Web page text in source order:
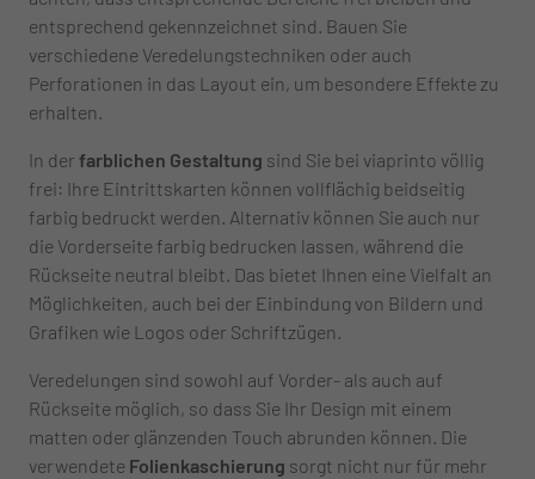
entsprechend gekennzeichnet sind. Bauen Sie
verschiedene Veredelungstechniken oder auch
Perforationen in das Layout ein, um besondere Effekte zu
erhalten.
In der farblichen Gestaltung sind Sie bei viaprinto völlig
frei: Ihre Eintrittskarten können vollflächig beidseitig
farbig bedruckt werden. Alternativ können Sie auch nur
die Vorderseite farbig bedrucken lassen, während die
Rückseite neutral bleibt. Das bietet Ihnen eine Vielfalt an
Möglichkeiten, auch bei der Einbindung von Bildern und
Grafiken wie Logos oder Schriftzügen.
Veredelungen sind sowohl auf Vorder- als auch auf
Rückseite möglich, so dass Sie Ihr Design mit einem
matten oder glänzenden Touch abrunden können. Die
verwendete Folienkaschierung sorgt nicht nur für mehr